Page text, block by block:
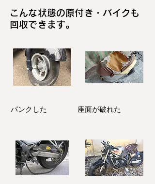
こんな状態の原付き・バイクも
回収できます。
パンクした 座面が破れた